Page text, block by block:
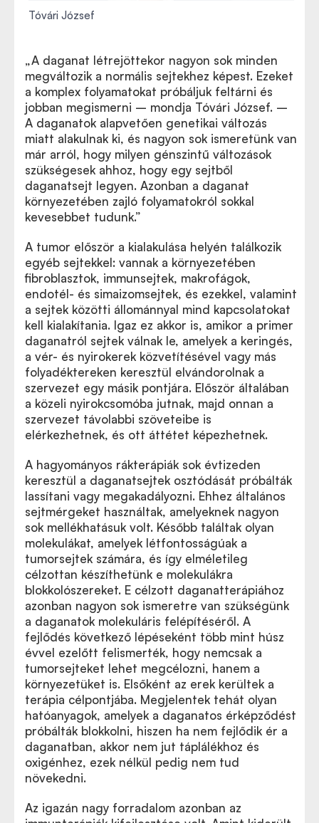
Tóvári József
„A daganat létrejöttekor nagyon sok minden
megváltozik a normális sejtekhez képest. Ezeket
a komplex folyamatokat próbáljuk feltárni és
jobban megismerni – mondja Tóvári József. –
A daganatok alapvetően genetikai változás
miatt alakulnak ki, és nagyon sok ismeretünk van
már arról, hogy milyen génszintű változások
szükségesek ahhoz, hogy egy sejtből
daganatsejt legyen. Azonban a daganat
környezetében zajló folyamatokról sokkal
kevesebbet tudunk.”
A tumor először a kialakulása helyén találkozik
egyéb sejtekkel: vannak a környezetében
fibroblasztok, immunsejtek, makrofágok,
endotél- és simaizomsejtek, és ezekkel, valamint
a sejtek közötti állománnyal mind kapcsolatokat
kell kialakítania. Igaz ez akkor is, amikor a primer
daganatról sejtek válnak le, amelyek a keringés,
a vér- és nyirokerek közvetítésével vagy más
folyadéktereken keresztül elvándorolnak a
szervezet egy másik pontjára. Először általában
a közeli nyirokcsomóba jutnak, majd onnan a
szervezet távolabbi szöveteibe is
elérkezhetnek, és ott áttétet képezhetnek.
A hagyományos rákterápiák sok évtizeden
keresztül a daganatsejtek osztódását próbálták
lassítani vagy megakadályozni. Ehhez általános
sejtmérgeket használtak, amelyeknek nagyon
sok mellékhatásuk volt. Később találtak olyan
molekulákat, amelyek létfontosságúak a
tumorsejtek számára, és így elméletileg
célzottan készíthetünk e molekulákra
blokkolószereket. E célzott daganatterápiához
azonban nagyon sok ismeretre van szükségünk
a daganatok molekuláris felépítéséről. A
fejlődés következő lépéseként több mint húsz
évvel ezelőtt felismerték, hogy nemcsak a
tumorsejteket lehet megcélozni, hanem a
környezetüket is. Elsőként az erek kerültek a
terápia célpontjába. Megjelentek tehát olyan
hatóanyagok, amelyek a daganatos érképződést
próbálták blokkolni, hiszen ha nem fejlődik ér a
daganatban, akkor nem jut táplálékhoz és
oxigénhez, ezek nélkül pedig nem tud
növekedni.
Az igazán nagy forradalom azonban az